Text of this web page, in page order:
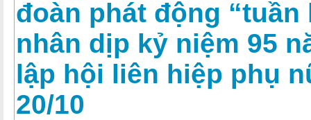
đoàn phát động “tuần
nhân dịp kỷ niệm 95
lập hội liên hiệp phụ
20/10